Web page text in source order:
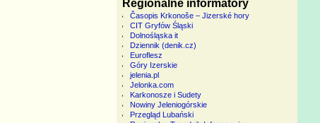
Regionalne informatory
Časopis Krkonoše – Jizerské hory
CIT Gryfów Śląski
Dolnośląska it
Dziennik (denik.cz)
Euroflesz
Góry Izerskie
jelenia.pl
Jelonka.com
Karkonosze i Sudety
Nowiny Jeleniogórskie
Przegląd Lubański